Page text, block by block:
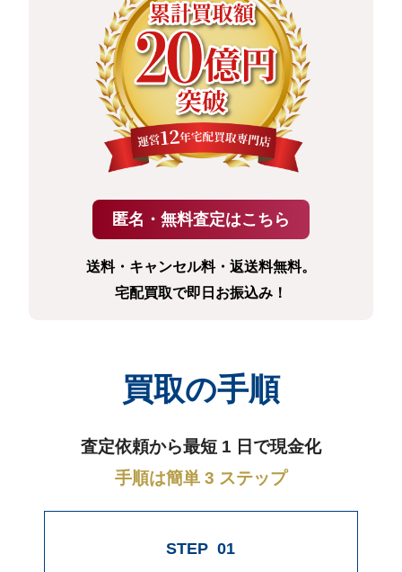
送料・キャンセル料・返送料無料。
宅配買取で即日お振込み！
買取の手順
査定依頼から最短 1 日で現金化
手順は簡単 3 ステップ
STEP 01